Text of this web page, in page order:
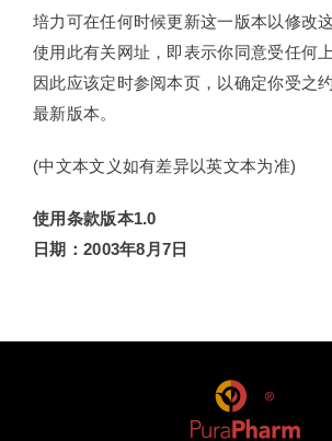
培力可在任何时候更新这一版本以修改
使用此有关网址，即表示你同意受任何
因此应该定时参阅本页，以确定你受之
最新版本。
(中文本文义如有差异以英文本为准)
使用条款版本1.0
日期：2003年8月7日